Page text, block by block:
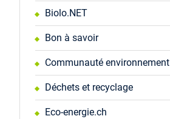
Biolo.NET
Bon à savoir
Communauté environnement
Déchets et recyclage
Eco-energie.ch